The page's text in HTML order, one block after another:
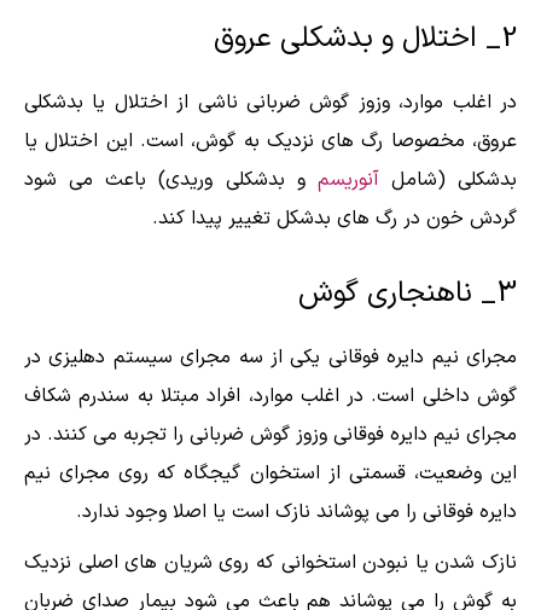
2_ اختلال و بدشکلی عروق
در اغلب موارد، وزوز گوش ضربانی ناشی از اختلال یا بدشکلی
عروق، مخصوصا رگ های نزدیک به گوش، است. این اختلال یا
بدشکلی (شاملآنوریسم و بدشکلی وریدی) باعث می شود
گردش خون در رگ های بدشکل تغییر پیدا کند.
3_ ناهنجاری گوش
مجرای نیم دایره فوقانی یکی از سه مجرای سیستم دهلیزی در
گوش داخلی است. در اغلب موارد، افراد مبتلا به سندرم شکاف
مجرای نیم دایره فوقانی وزوز گوش ضربانی را تجربه می کنند. در
این وضعیت، قسمتی از استخوان گیجگاه که روی مجرای نیم
دایره فوقانی را می پوشاند نازک است یا اصلا وجود ندارد.
نازک شدن یا نبودن استخوانی که روی شریان های اصلی نزدیک
به گوش را می پوشاند هم باعث می شود بیمار صدای ضربان